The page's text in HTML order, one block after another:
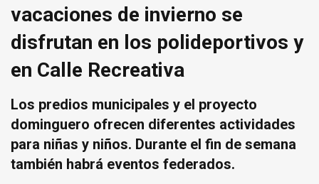
vacaciones de invierno se
disfrutan en los polideportivos y
en Calle Recreativa
Los predios municipales y el proyecto
dominguero ofrecen diferentes actividades
para niñas y niños. Durante el fin de semana
también habrá eventos federados.